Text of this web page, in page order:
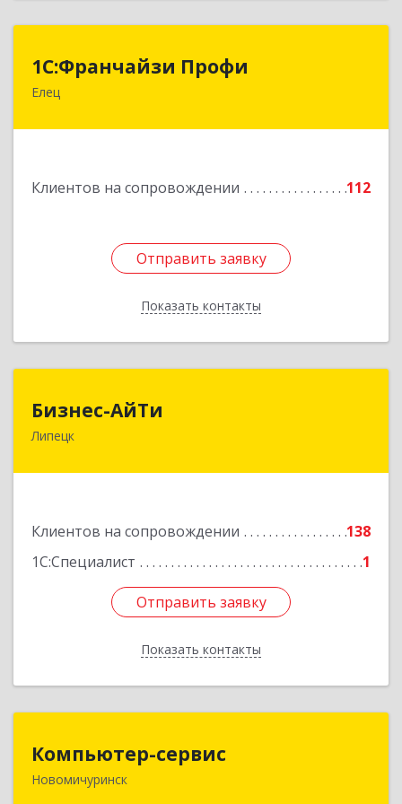
1С:Франчайзи Профи
Елец
Клиентов на сопровождении 112
Отправить заявку
Показать контакты
1С:Франчайзи Профи
Отправить заявку
Назад
Бизнес-АйТи
Липецк
Клиентов на сопровождении
138
1С:Специалист
1
Отправить заявку
Показать контакты
398008, Липецкая обл, Липецк г, 50 лет НЛМК
Отправить заявку
Назад
Компьютер-сервис
Новомичуринск391160, Рязанская обл, Пронский р-н,